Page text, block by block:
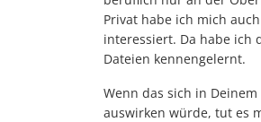
Privat habe ich mich
interessiert. Da habe ich
Dateien kennengelernt.
Wenn das sich in Deinem
auswirken würde, tut es